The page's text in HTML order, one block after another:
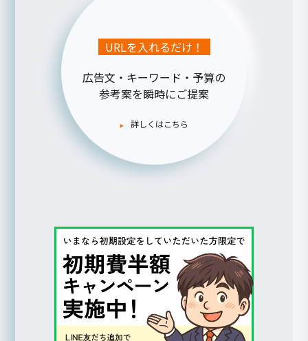
URLを入れるだけ！
広告文・キーワード・予算の
参考案を瞬時にご提案
詳しくはこちら